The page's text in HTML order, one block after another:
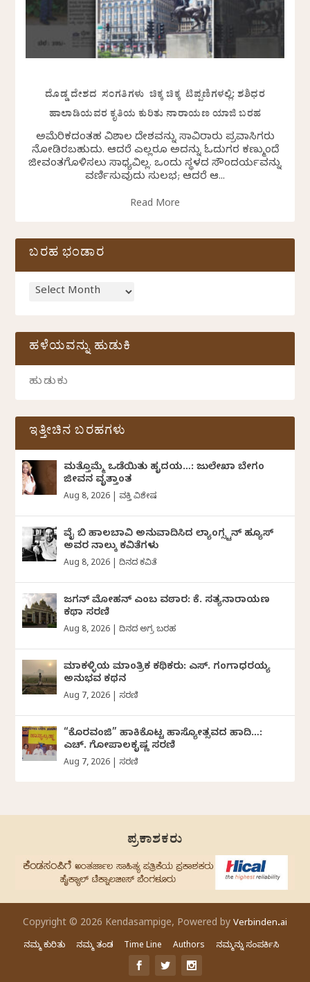
ದೊಡ್ಡ ದೇಶದ ಸಂಗತಿಗಳು ಚಿಕ್ಕ ಚಿಕ್ಕ ಟಿಪ್ಪಣಿಗಳಲ್ಲಿ: ಶಶಿಧರ
ಹಾಲಾಡಿಯವರ ಕೃತಿಯ ಕುರಿತು ನಾರಾಯಣ ಯಾಜಿ ಬರಹ
ಅಮೆರಿಕದಂತಹ ವಿಶಾಲ ದೇಶವನ್ನು ಸಾವಿರಾರು ಪ್ರವಾಸಿಗರು
ನೋಡಿರಬಹುದು. ಆದರೆ ಎಲ್ಲರೂ ಅದನ್ನು ಓದುಗರ ಕಣ್ಮುಂದೆ
ಜೀವಂತಗೊಳಿಸಲು ಸಾಧ್ಯವಿಲ್ಲ. ಒಂದು ಸ್ಥಳದ ಸೌಂದರ್ಯವನ್ನು
ವರ್ಣಿಸುವುದು ಸುಲಭ; ಆದರೆ ಆ...
Read More
ಬರಹ ಭಂಡಾರ
ಹಳೆಯವನ್ನು ಹುಡುಕಿ
ಇತ್ತೀಚಿನ ಬರಹಗಳು
ಮತ್ತೊಮ್ಮೆ ಒಡೆಯಿತು ಹೃದಯ…: ಜುಲೇಖಾ ಬೇಗಂ
ಜೀವನ ವೃತ್ತಾಂತ
Aug 8, 2026 ವ್ಯಕ್ತಿ ವಿಶೇಷ
ವೈ ಬಿ ಹಾಲಬಾವಿ ಅನುವಾದಿಸಿದ ಲ್ಯಾಂಗ್ಸ್ಟನ್ ಹ್ಯೂಸ್
ಅವರ ನಾಲ್ಕು ಕವಿತೆಗಳು
Aug 8, 2026 |ದಿನದ ಕವಿತೆ
ಜಗನ್‌ ಮೋಹನ್‌ ಎಂಬ ವಠಾರ: ಕೆ. ಸತ್ಯನಾರಾಯಣ
ಕಥಾ ಸರಣಿ
Aug 8, 2026 |ದಿನದ ಅಗ್ರ ಬರಹ
ಮಾಕಳ್ಳಿಯ ಮಾಂತ್ರಿಕ ಕಥಿಕರು: ಎಸ್. ಗಂಗಾಧರಯ್ಯ
ಅನುಭವ ಕಥನ
Aug 7, 2026 ಸರಣಿ
“ಕೊರವಂಜಿ” ಹಾಕಿಕೊಟ್ಟ ಹಾಸ್ಯೋತ್ಸವದ ಹಾದಿ…:
ಎಚ್. ಗೋಪಾಲಕೃಷ್ಣ ಸರಣಿ
Aug 7, 2026 ಸರಣಿ
ಪ್ರಕಾಶಕರು
Copyright © 2026 Kendasampige, Powered by Verbinden.ai
ನಮ್ಮ ಕುರಿತು ನಮ್ಮ ತಂಡ Time Line Authors ನಮ್ಮನ್ನು ಸಂಪರ್ಕಿಸಿ